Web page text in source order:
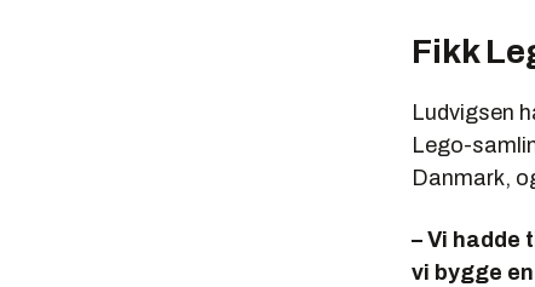
Fikk
Ludvigsen
Lego-
Danmark,
– Vi hadde
vi bygge